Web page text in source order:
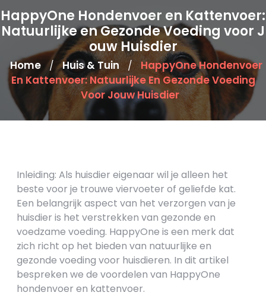
HappyOne Hondenvoer en Kattenvoer:
Natuurlijke en Gezonde Voeding voor J
ouw Huisdier
Home / Huis & Tuin /
HappyOne Hondenvoer
En Kattenvoer: Natuurlijke En Gezonde Voeding
Voor Jouw Huisdier
Inleiding: Als huisdier eigenaar wil je alleen het
beste voor je trouwe viervoeter of geliefde kat.
Een belangrijk aspect van het verzorgen van je
huisdier is het verstrekken van gezonde en
voedzame voeding. HappyOne is een merk dat
zich richt op het bieden van natuurlijke en
gezonde voeding voor huisdieren. In dit artikel
bespreken we de voordelen van HappyOne
hondenvoer en kattenvoer.